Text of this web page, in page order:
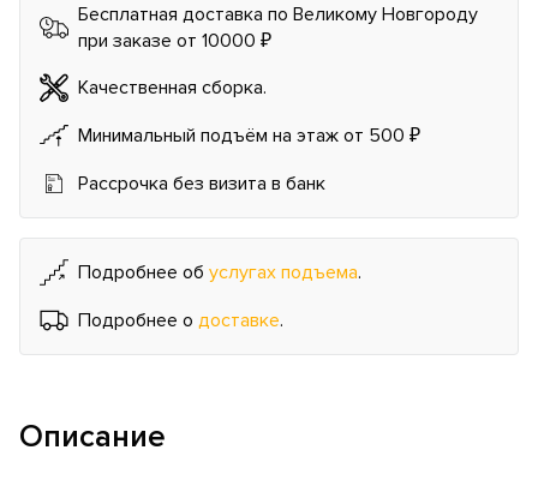
Бесплатная доставка по Великому Новгороду
при заказе от 10000 ₽
Качественная сборка.
Минимальный подъём на этаж от 500 ₽
Рассрочка без визита в банк
Подробнее об услугах подъема.
Подробнее о доставке.
Описание